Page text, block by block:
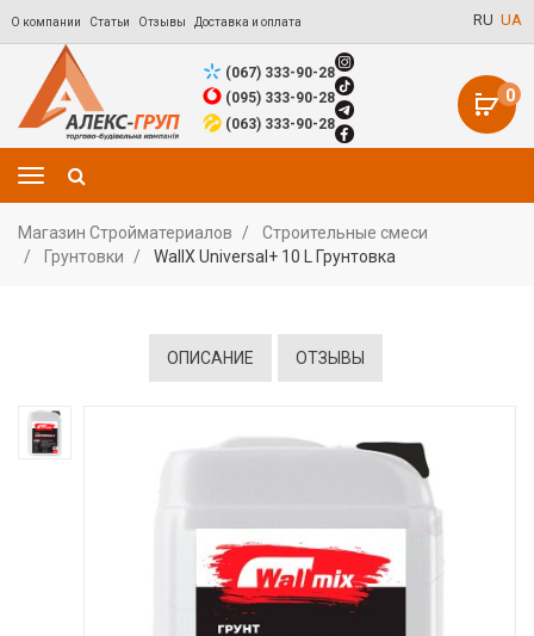
О компании Статьи Отзывы Доставка и оплата RU UA
0
(067) 333-90-28
(095) 333-90-28
(063) 333-90-28
Магазин Стройматериалов
Строительные смеси
Грунтовки
WallX Universal+ 10 L Грунтовка
ОПИСАНИЕ ОТЗЫВЫ